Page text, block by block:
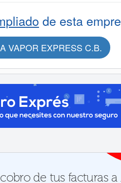
de esta
VAPOR EXPRESS C.B.
de tus facturas a